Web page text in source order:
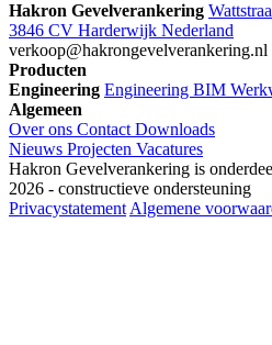
Hakron Gevelverankering
3846 CV Harderwijk Nederland
verkoop@hakrongevelverankering.nl
Producten
Engineering Engineering BIM
Algemeen
Over ons Contact Downloads
Nieuws Projecten Vacatures
Hakron Gevelverankering is
2026 - constructieve ondersteuning
Privacystatement Algemene